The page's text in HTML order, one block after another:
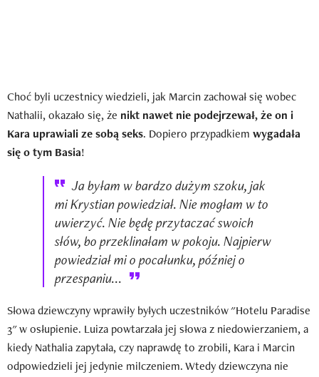
Choć byli uczestnicy wiedzieli, jak Marcin zachował się wobec
Nathalii, okazało się, że nikt nawet nie podejrzewał, że on i
Kara uprawiali ze sobą seks. Dopiero przypadkiem wygadała
się o tym Basia!
Ja byłam w bardzo dużym szoku, jak
mi Krystian powiedział. Nie mogłam w to
uwierzyć. Nie będę przytaczać swoich
słów, bo przeklinałam w pokoju. Najpierw
powiedział mi o pocałunku, później o
przespaniu...
Słowa dziewczyny wprawiły byłych uczestników "Hotelu Paradise
3" w osłupienie. Luiza powtarzała jej słowa z niedowierzaniem, a
kiedy Nathalia zapytała, czy naprawdę to zrobili, Kara i Marcin
odpowiedzieli jej jedynie milczeniem. Wtedy dziewczyna nie